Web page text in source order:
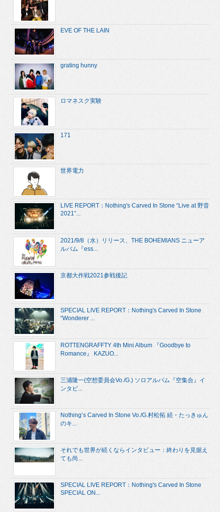
EVE OF THE LAIN
grating hunny
ロマネスク実験
171
世界電力
LIVE REPORT：Nothing's Carved In Stone “Live at 野音
2021”...
2021/9/8（水）リリース、THE BOHEMIANS ニューア
ルバム『ess...
京都大作戦2021参戦後記
SPECIAL LIVE REPORT：Nothing's Carved In Stone
“Wonderer ...
ROTTENGRAFFTY 4th Mini Album 『Goodbye to
Romance』 KAZUO...
三浦隆一(空想委員会Vo./G.) ソロアルバム『空集合』イ
ンタビ...
Nothing’s Carved In Stone Vo./G.村松拓 続・たっきゅん
のキ...
それでも世界が続くならインタビュー：終わりを見据え
ても尚...
SPECIAL LIVE REPORT：Nothing's Carved In Stone
SPECIAL ON...